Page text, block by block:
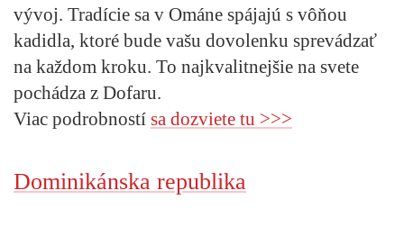
vývoj. Tradície sa v Ománe spájajú s vôňou
kadidla, ktoré bude vašu dovolenku sprevádzať
na každom kroku. To najkvalitnejšie na svete
pochádza z Dofaru.
Viac podrobností sa dozviete tu >>>
Dominikánska republika